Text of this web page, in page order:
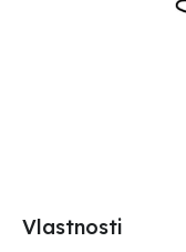
Vlastnosti